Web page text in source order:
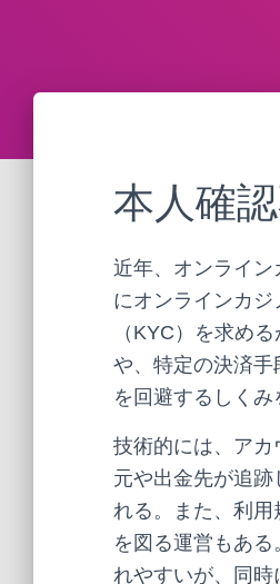
本人確
近年、オンライン
にオンラインカ
（KYC）を求める
や、特定の決済
を回避するしくみ
技術的には、ア
元や出金先が追
れる。また、利
を図る運営もあ
れやすいが、同時